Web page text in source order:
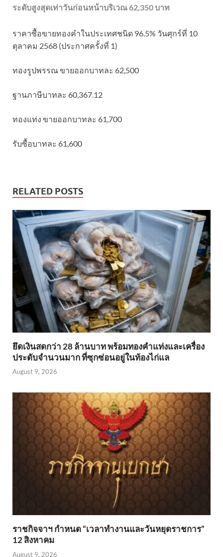
ระดับสูงสุดเท่าวันก่อนหน้าบริเวณ 62,350 บาท
ราคาซื้อขายทองคําในประเทศชนิด 96.5% วันศุกร์ที่ 10
ตุลาคม 2568 (ประกาศครั้งที่ 1)
ทองรูปพรรณ ขายออกบาทละ 62,500
ฐานภาษีบาทละ 60,367.12
ทองแท่ง ขายออกบาทละ 61,700
รับซื้อบาทละ 61,600
RELATED POSTS
ยึดเงินสดกว่า 28 ล้านบาท พร้อมทองคำแท่งและเครื่อง
ประดับจำนวนมาก ที่ซุกซ่อนอยู่ในท้องไก่แล
August 9, 2026
ราชกิจจาฯ กำหนด “เวลาทำงานและวันหยุดราชการ”
12 สิงหาคม
August 9, 2026